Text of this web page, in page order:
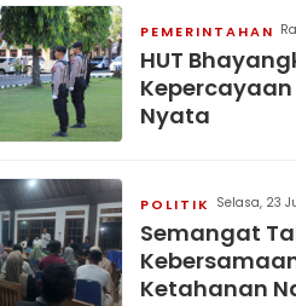
PEMERINTAHAN
HUT
Kepercayaan
Nyata
POLITIK Selasa, 23
Semangat
Ketahanan